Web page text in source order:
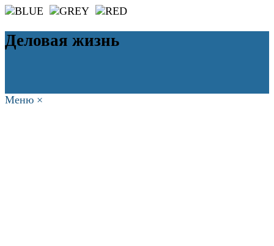
Деловая жизнь
Меню ×